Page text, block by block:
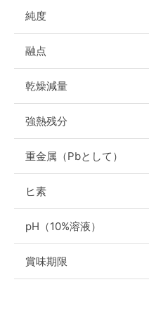
純度
融点
乾燥減量
強熱残分
重金属（Pbとして）
ヒ素
pH（10%溶液）
賞味期限